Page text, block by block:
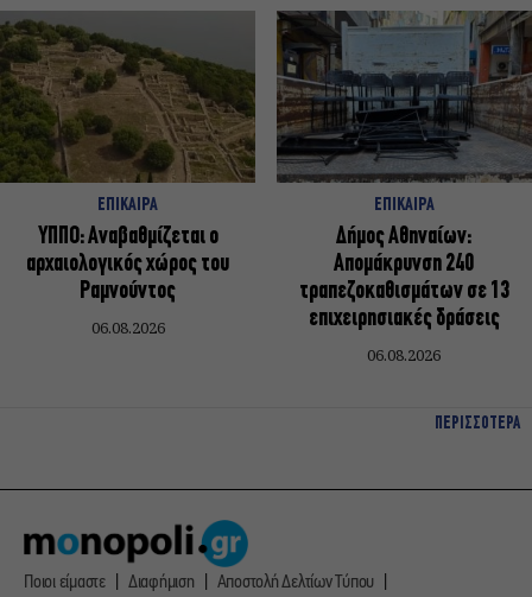
ΕΠΙΚΑΙΡΑ
ΥΠΠΟ: Αναβαθμίζεται ο
αρχαιολογικός χώρος του
Ραμνούντος
06.08.2026
ΕΠΙΚΑΙΡΑ
Δήμος Αθηναίων:
Απομάκρυνση 240
τραπεζοκαθισμάτων σε 13
επιχειρησιακές δράσεις
06.08.2026
ΠΕΡΙΣΣΟΤΕΡΑ
Ποιοι είμαστε Διαφήμιση Αποστολή Δελτίων Τύπου